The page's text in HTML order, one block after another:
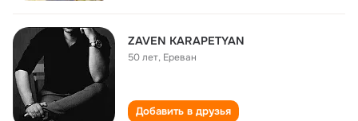
ZAVEN KARAPETYAN
50 лет, Ереван
Добавить в друзья